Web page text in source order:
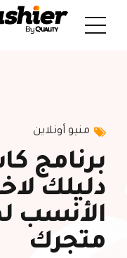
منيو أونلاين
برنامج
دليلك
الأنسب
متجرك